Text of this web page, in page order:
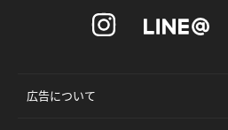
広告について